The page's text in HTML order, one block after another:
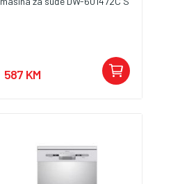
587 KM